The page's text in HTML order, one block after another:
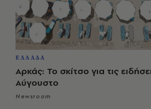
ΕΛΛΑΔΑ
Αρκάς: Το σκίτσο για τις
Αύγουστο
Newsroom